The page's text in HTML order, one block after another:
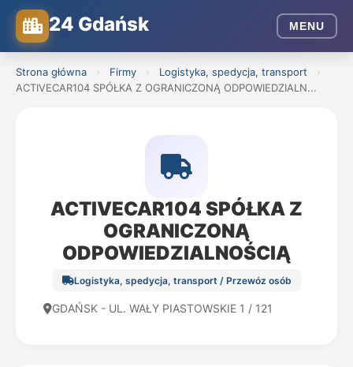
24 Gdańsk MENU
Strona główna › Firmy › Logistyka, spedycja, transport
›
ACTIVECAR104 SPÓŁKA Z OGRANICZONĄ ODPOWIEDZIALN...
ACTIVECAR104 SPÓŁKA Z
OGRANICZONĄ
ODPOWIEDZIALNOŚCIĄ
Logistyka, spedycja, transport / Przewóz osób
GDAŃSK - UL. WAŁY PIASTOWSKIE 1 / 121